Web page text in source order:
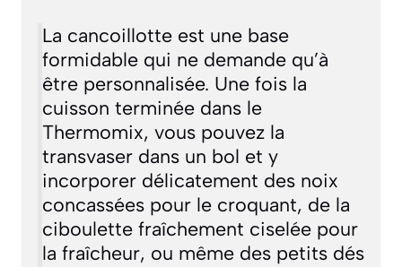
La cancoillotte est une base
formidable qui ne demande qu’à
être personnalisée. Une fois la
cuisson terminée dans le
Thermomix, vous pouvez la
transvaser dans un bol et y
incorporer délicatement des noix
concassées pour le croquant, de la
ciboulette fraîchement ciselée pour
la fraîcheur, ou même des petits dés